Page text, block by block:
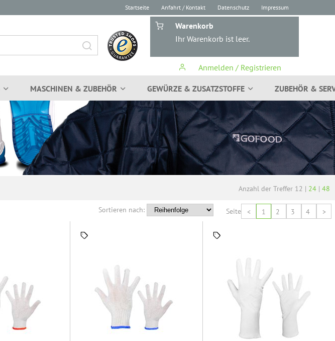
Startseite Anfahrt / Kontakt Datenschutz Impressum
Anmelden / Registrieren
Warenkorb
Ihr Warenkorb ist leer.
MASCHINEN & ZUBEHÖR GEWÜRZE & ZUSATZSTOFFE ZUBEHÖR &
Anzahl der Treffer 12 | 24 | 48
Seite < 1 2 3 4 >
Sortieren nach: